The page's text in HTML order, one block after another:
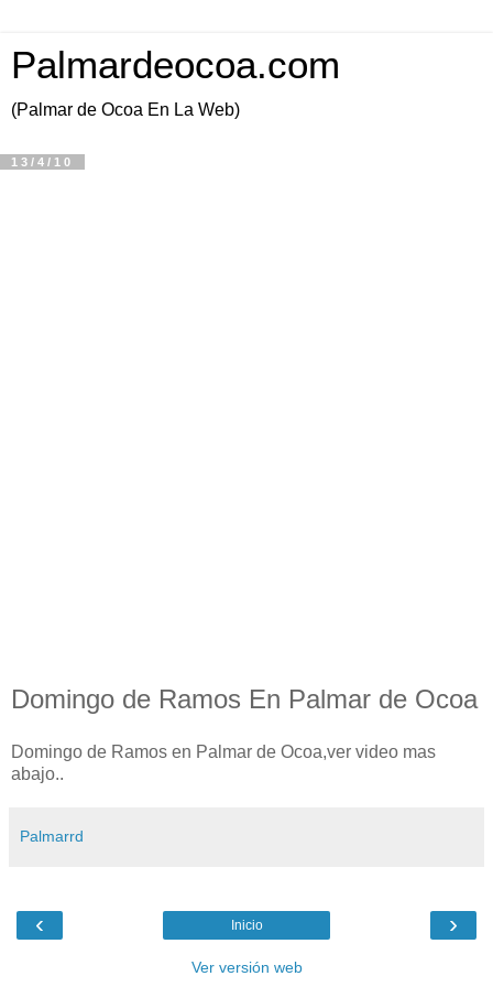
Palmardeocoa.com
(Palmar de Ocoa En La Web)
13/4/10
Domingo de Ramos En Palmar de Ocoa
Domingo de Ramos en Palmar de Ocoa,ver video mas
abajo..
Palmarrd
‹ ›
Inicio
Ver versión web